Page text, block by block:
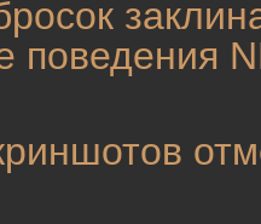
поведения